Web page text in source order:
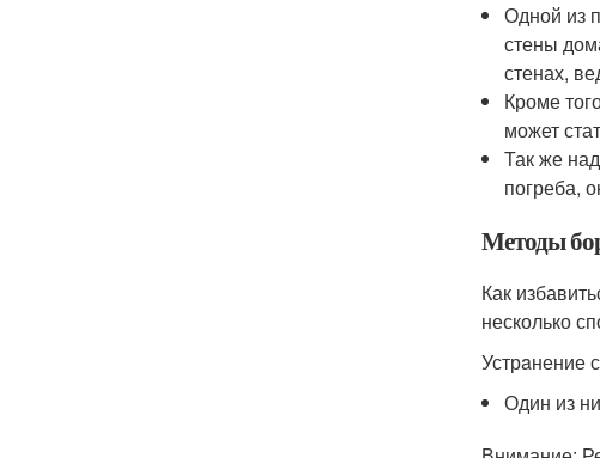
Одной из
стены
стенах,
Кроме
может
Так же
погреба,
Методы
Как
несколько
Устрaнение
Один из